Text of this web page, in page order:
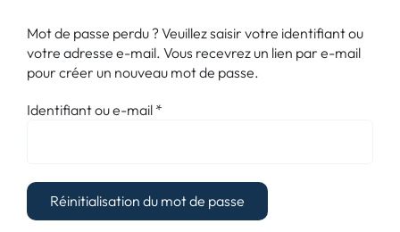
Mot de passe perdu ? Veuillez saisir votre identifiant ou
votre adresse e-mail. Vous recevrez un lien par e-mail
pour créer un nouveau mot de passe.
Identifiant ou e-mail *
Réinitialisation du mot de passe